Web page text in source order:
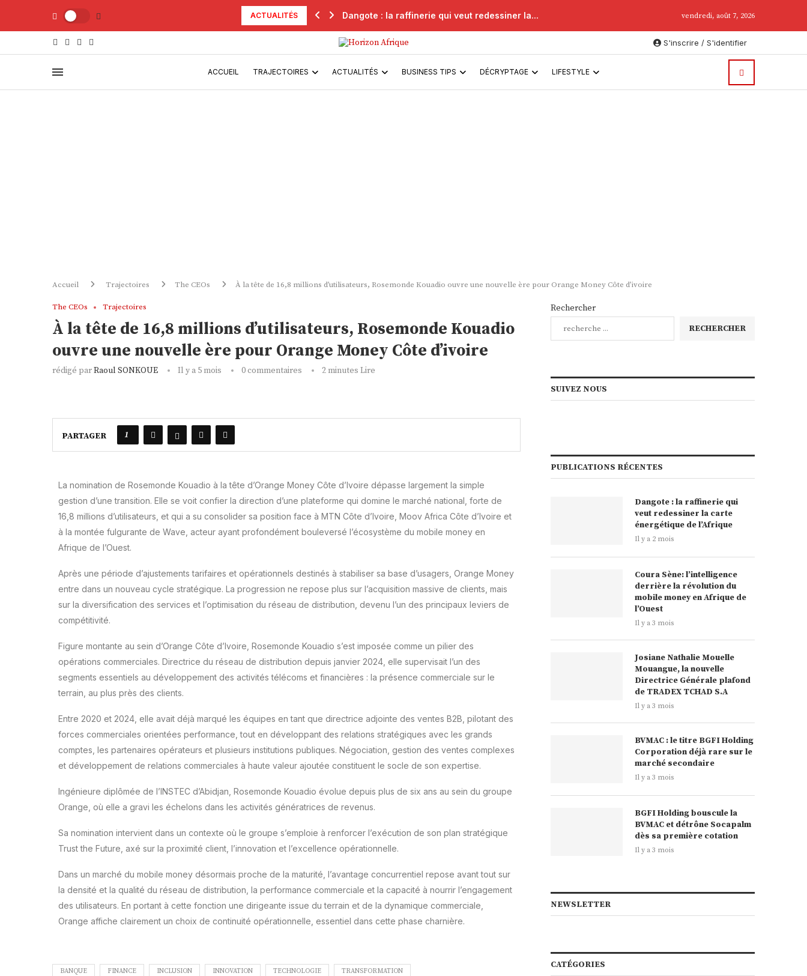
ACTUALITÉS Dangote : la raffinerie qui veut redessiner la... vendredi, août 7, 2026
S'inscrire / S'identifier
ACCUEIL TRAJECTOIRES ACTUALITÉS BUSINESS TIPS DÉCRYPTAGE LIFESTYLE
Accueil Trajectoires The CEOs À la tête de 16,8 millions d’utilisateurs, Rosemonde Kouadio ouvre une nouvelle ère pour Orange Money Côte d’ivoire
The CEOs Trajectoires
À la tête de 16,8 millions d’utilisateurs, Rosemonde Kouadio
ouvre une nouvelle ère pour Orange Money Côte d’ivoire
rédigé parRaoul SONKOUE Il y a 5 mois 0 commentaires 2 minutes Lire
PARTAGER 1
La nomination de Rosemonde Kouadio à la tête d’Orange Money Côte d’Ivoire dépasse largement la simple
gestion d’une transition. Elle se voit confier la direction d’une plateforme qui domine le marché national, forte de
16,8 millions d’utilisateurs, et qui a su consolider sa position face à MTN Côte d’Ivoire, Moov Africa Côte d’Ivoire et
à la montée fulgurante de Wave, acteur ayant profondément bouleversé l’écosystème du mobile money en
Afrique de l’Ouest.
Après une période d’ajustements tarifaires et opérationnels destinés à stabiliser sa base d’usagers, Orange Money
entre dans un nouveau cycle stratégique. La progression ne repose plus sur l’acquisition massive de clients, mais
sur la diversification des services et l’optimisation du réseau de distribution, devenu l’un des principaux leviers de
compétitivité.
Figure montante au sein d’Orange Côte d’Ivoire, Rosemonde Kouadio s’est imposée comme un pilier des
opérations commerciales. Directrice du réseau de distribution depuis janvier 2024, elle supervisait l’un des
segments essentiels au développement des activités télécoms et financières : la présence commerciale sur le
terrain, au plus près des clients.
Entre 2020 et 2024, elle avait déjà marqué les équipes en tant que directrice adjointe des ventes B2B, pilotant des
forces commerciales orientées performance, tout en développant des relations stratégiques avec les grands
comptes, les partenaires opérateurs et plusieurs institutions publiques. Négociation, gestion des ventes complexes
et développement de relations commerciales à haute valeur ajoutée constituent le socle de son expertise.
Ingénieure diplômée de l’INSTEC d’Abidjan, Rosemonde Kouadio évolue depuis plus de six ans au sein du groupe
Orange, où elle a gravi les échelons dans les activités génératrices de revenus.
Sa nomination intervient dans un contexte où le groupe s’emploie à renforcer l’exécution de son plan stratégique
Trust the Future, axé sur la proximité client, l’innovation et l’excellence opérationnelle.
Dans un marché du mobile money désormais proche de la maturité, l’avantage concurrentiel repose avant tout sur
la densité et la qualité du réseau de distribution, la performance commerciale et la capacité à nourrir l’engagement
des utilisateurs. En portant à cette fonction une dirigeante issue du terrain et de la dynamique commerciale,
Orange affiche clairement un choix de continuité opérationnelle, essentiel dans cette phase charnière.
BANQUE FINANCE INCLUSION INNOVATION TECHNOLOGIE TRANSFORMATION
Rechercher
RECHERCHER
SUIVEZ NOUS
PUBLICATIONS RÉCENTES
Dangote : la raffinerie qui
veut redessiner la carte
énergétique de l’Afrique
Il y a 2 mois
Coura Sène: l’intelligence
derrière la révolution du
mobile money en Afrique de
l’Ouest
Il y a 3 mois
Josiane Nathalie Mouelle
Mouangue, la nouvelle
Directrice Générale plafond
de TRADEX TCHAD S.A
Il y a 3 mois
BVMAC : le titre BGFI Holding
Corporation déjà rare sur le
marché secondaire
Il y a 3 mois
BGFI Holding bouscule la
BVMAC et détrône Socapalm
dès sa première cotation
Il y a 3 mois
NEWSLETTER
CATÉGORIES